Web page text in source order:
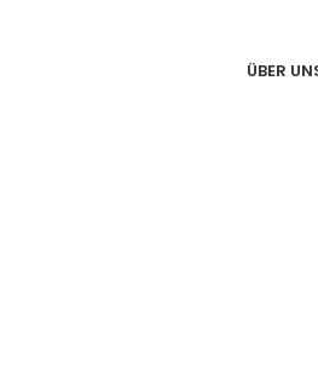
ÜBER